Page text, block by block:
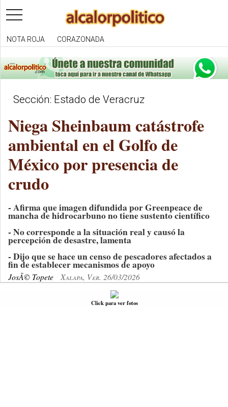
toggle
navigation
NOTA ROJA CORAZONADA
Sección: Estado de Veracruz
Niega Sheinbaum catástrofe
ambiental en el Golfo de
México por presencia de
crudo
- Afirma que imagen difundida por Greenpeace de
mancha de hidrocarbuno no tiene sustento científico
- No corresponde a la situación real y causó la
percepción de desastre, lamenta
- Dijo que se hace un censo de pescadores afectados a
fin de establecer mecanismos de apoyo
JosÃ© Topete Xalapa, Ver. 26/03/2026
Click para ver fotos